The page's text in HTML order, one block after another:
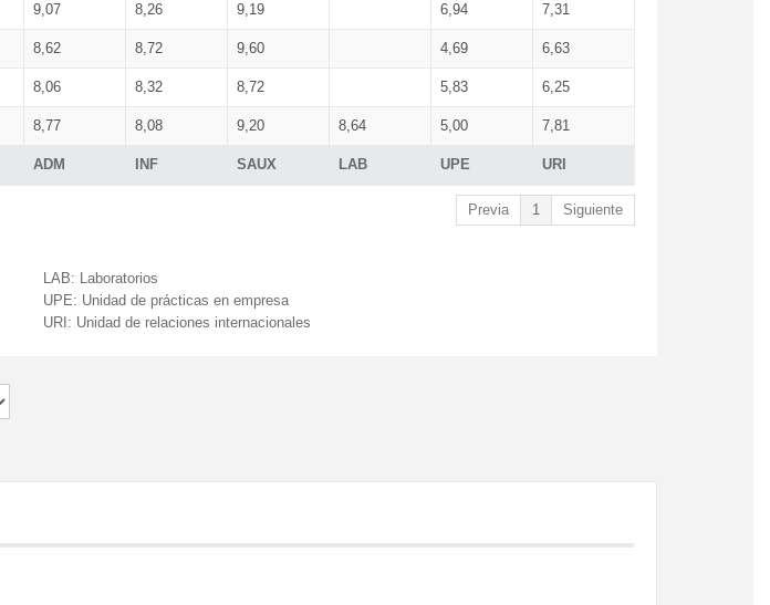
ADM INF SAUX LAB UPE URI
9,07 8,26 9,19 6,94 7,31
8,62 8,72 9,60 4,69 6,63
8,06 8,32 8,72 5,83 6,25
8,77 8,08 9,20 8,64 5,00 7,81
Previa 1 Siguiente
LAB: Laboratorios
UPE: Unidad de prácticas en empresa
URI: Unidad de relaciones internacionales